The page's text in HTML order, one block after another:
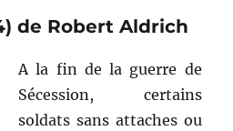
de Robert Aldrich
A la fin de la guerre de
Sécession, certains
soldats sans attaches ou